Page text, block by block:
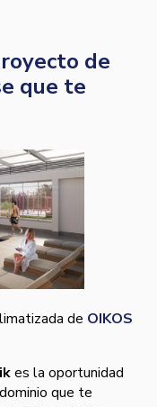
de
que te
de OIKOS
es la oportunidad
que te